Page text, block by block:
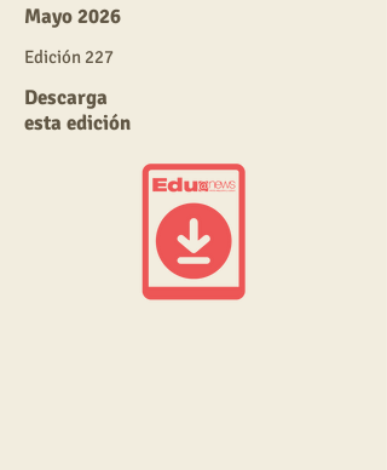
Mayo 2026
Edición 227
Descarga
esta edición